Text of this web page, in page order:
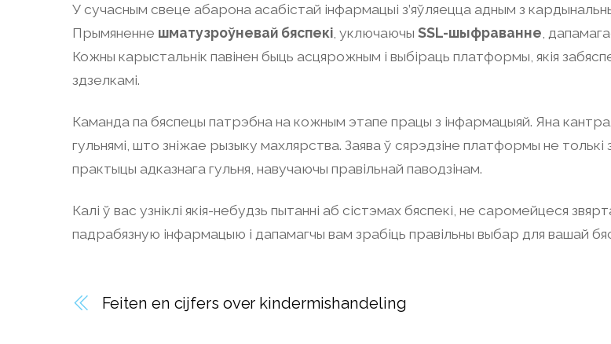
У сучасным свеце абарона асабістай інфармацыі з’яўляецца адным з
Прымяненне шматузроўневай бяспекі , уключаючы SSL-шыфраванне ,
Кожны карыстальнік павінен быць асцярожным і выбіраць платформы, якія
здзелкамі.
Каманда па бяспецы патрэбна на кожным этапе працы з інфармацыяй. Яна
гульнямі, што зніжае рызыку махлярства. Заява ў сярэдзіне платформы не
практыцы адказнага гульня, навучаючы правільнай паводзінам.
Калі ў вас узніклі якія-небудзь пытанні аб сістэмах бяспекі, не саромейцеся
падрабязную інфармацыю і дапамагчы вам зрабіць правільны выбар для вашай
Feiten en cijfers over kindermishandeling